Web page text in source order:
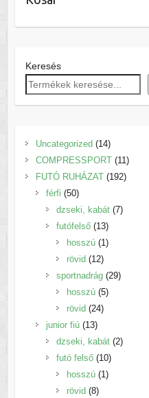
Keresés
Uncategorized 1414
termék
COMPRESSPORT 1111
termék
FUTÓ RUHÁZAT 192192
férfi 5050
termék
dzseki, kabát 77
futófelső 1313
termék
hosszú 11
rövid 1212
termék
sportnadrág 2929
hosszú 55
rövid 2424
junior fiú 1313
termék
dzseki, kabát 22
futó felső 1010
termék
hosszú 11
rövid 88